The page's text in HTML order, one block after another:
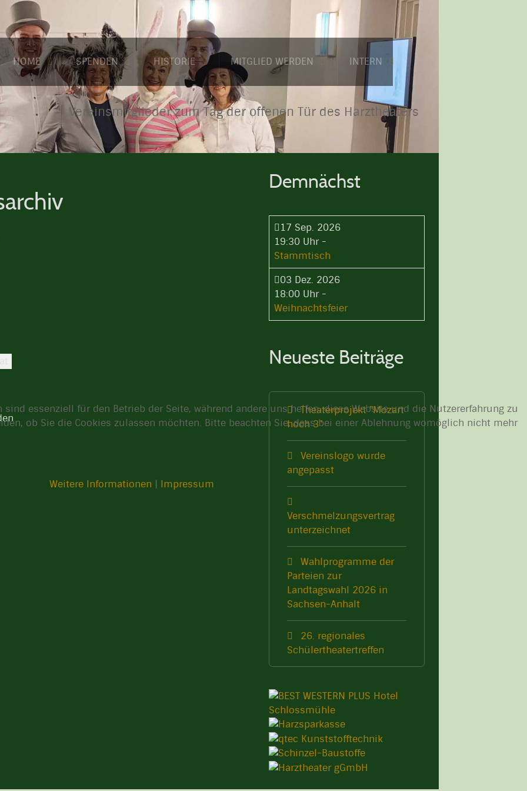
HOME SPENDEN HISTORIE MITGLIED WERDEN INTERN
Vereinsmitglieder zum Tag der offenen Tür des Harztheaters
Demnächst
17 Sep. 2026
19:30 Uhr-
Stammtisch
03 Dez. 2026
18:00 Uhr-
Weihnachtsfeier
Neueste Beiträge
Theaterprojekt "Mozart
hoch 3"
Vereinslogo wurde
angepasst
Verschmelzungsvertrag
unterzeichnet
Wahlprogramme der
Parteien zur
Landtagswahl 2026 in
Sachsen-Anhalt
26. regionales
Schülertheatertreffen
essenziell für den Betrieb der Seite, während andere uns helfen, diese Website und die Nutzererfahrung zu
ob Sie die Cookies zulassen möchten. Bitte beachten Sie, dass bei einer Ablehnung womöglich nicht mehr
Weitere Informationen | Impressum